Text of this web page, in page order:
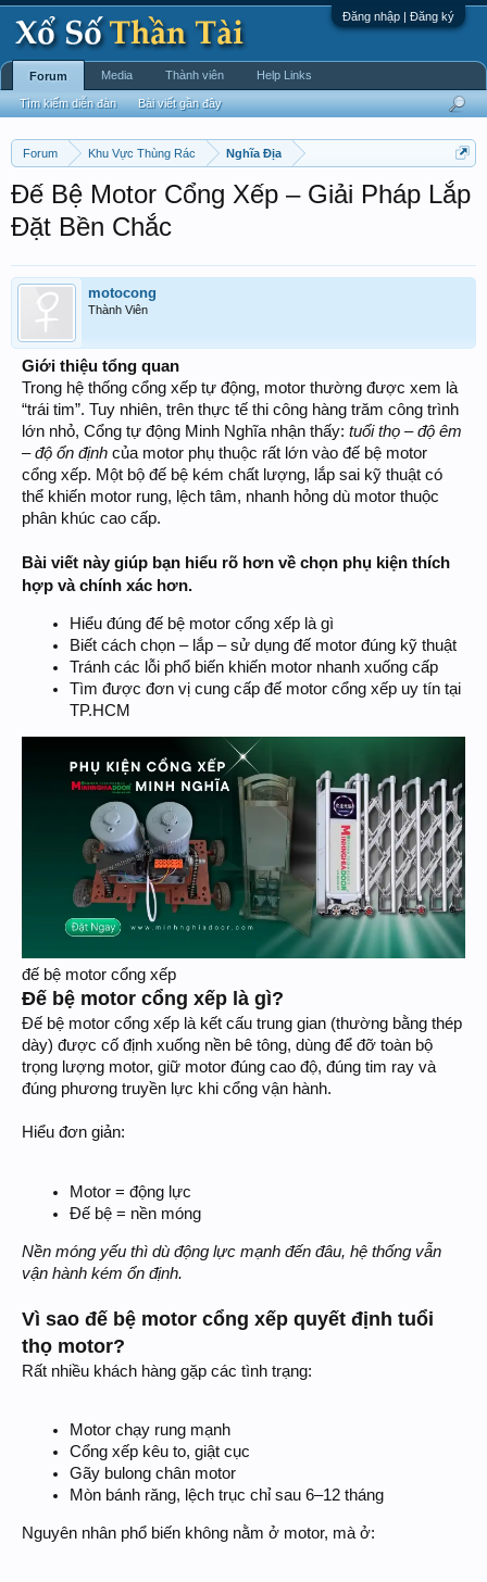
Đăng nhập | Đăng ký
Forum Khu Vực Thùng Rác Nghĩa Địa
Đế Bệ Motor Cổng Xếp – Giải Pháp Lắp
Đặt Bền Chắc
motocong
Thành Viên
Giới thiệu tổng quan
Trong hệ thống cổng xếp tự động, motor thường được xem là
“trái tim”. Tuy nhiên, trên thực tế thi công hàng trăm công trình
lớn nhỏ, Cổng tự động Minh Nghĩa nhận thấy: tuổi thọ – độ êm
– độ ổn định của motor phụ thuộc rất lớn vào đế bệ motor
cổng xếp. Một bộ đế bệ kém chất lượng, lắp sai kỹ thuật có
thể khiến motor rung, lệch tâm, nhanh hỏng dù motor thuộc
phân khúc cao cấp.
Bài viết này giúp bạn hiểu rõ hơn về chọn phụ kiện thích
hợp và chính xác hơn.
Hiểu đúng đế bệ motor cổng xếp là gì
Biết cách chọn – lắp – sử dụng đế motor đúng kỹ thuật
Tránh các lỗi phổ biến khiến motor nhanh xuống cấp
Tìm được đơn vị cung cấp đế motor cổng xếp uy tín tại
TP.HCM
đế bệ motor cổng xếp
Đế bệ motor cổng xếp là gì?
Đế bệ motor cổng xếp là kết cấu trung gian (thường bằng thép
dày) được cố định xuống nền bê tông, dùng để đỡ toàn bộ
trọng lượng motor, giữ motor đúng cao độ, đúng tim ray và
đúng phương truyền lực khi cổng vận hành.
Hiểu đơn giản:
Motor = động lực
Đế bệ = nền móng
Nền móng yếu thì dù động lực mạnh đến đâu, hệ thống vẫn
vận hành kém ổn định.
Vì sao đế bệ motor cổng xếp quyết định tuổi
thọ motor?
Rất nhiều khách hàng gặp các tình trạng:
Motor chạy rung mạnh
Cổng xếp kêu to, giật cục
Gãy bulong chân motor
Mòn bánh răng, lệch trục chỉ sau 6–12 tháng
Nguyên nhân phổ biến không nằm ở motor, mà ở:
Forum
Tìm kiếm diễn đàn Bài viết gần đây
Media Thành viên Help Links